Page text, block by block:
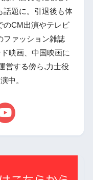
話題に。引退後も体
のCM出演やテレビ
ファッション雑誌
映画、中国映画に
営する傍ら,力士役
中。